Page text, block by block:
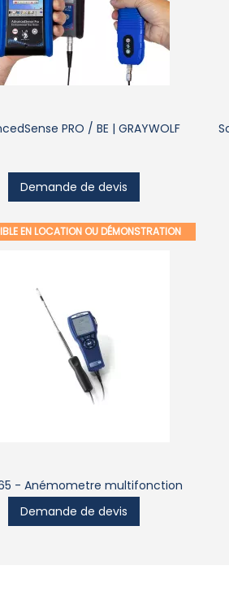
PRO / BE | GRAYWOLF
Demande de devis
- Anémometre multifonction
EN LOCATION OU DÉMONSTRATION
Demande de devis